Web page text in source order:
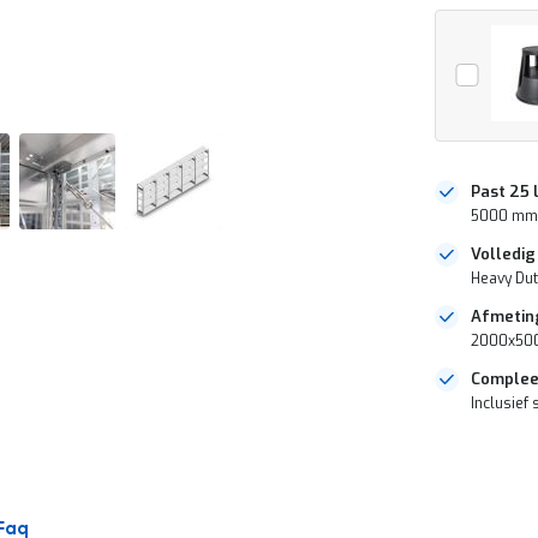
Past 25
5000
Heavy
Inclusief
Faq